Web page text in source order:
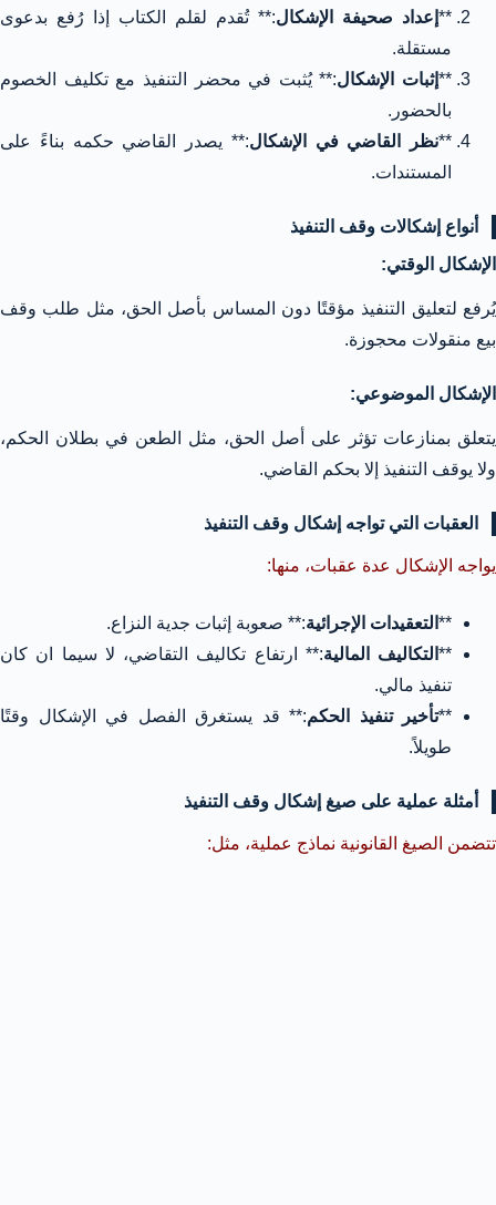
** إعداد صحيفة الإشكال:** تُقدم لقلم الكتاب إذا رُفع بدعوى
مستقلة.
**إثبات الإشكال:** يُثبت في محضر التنفيذ مع تكليف الخصوم
بالحضور.
**نظر القاضي في الإشكال:** يصدر القاضي حكمه بناءً على
المستندات.
أنواع إشكالات وقف التنفيذ
الإشكال الوقتي:
يُرفع لتعليق التنفيذ مؤقتًا دون المساس بأصل الحق، مثل طلب وقف
بيع منقولات محجوزة.
الإشكال الموضوعي:
يتعلق بمنازعات تؤثر على أصل الحق، مثل الطعن في بطلان الحكم،
ولا يوقف التنفيذ إلا بحكم القاضي.
العقبات التي تواجه إشكال وقف التنفيذ
يواجه الإشكال عدة عقبات، منها:
** التعقيدات الإجرائية:** صعوبة إثبات جدية النزاع.
** التكاليف المالية:** ارتفاع تكاليف التقاضي، لا سيما ان كان
تنفيذ مالي.
**تأخير تنفيذ الحكم:** قد يستغرق الفصل في الإشكال وقتًا
طويلاً.
أمثلة عملية على صيغ إشكال وقف التنفيذ
تتضمن الصيغ القانونية نماذج عملية، مثل: